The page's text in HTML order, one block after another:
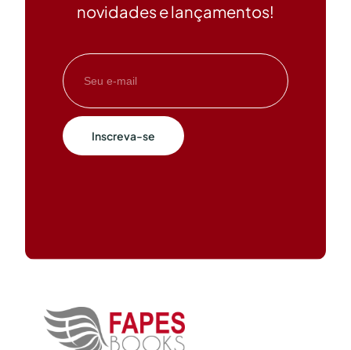
novidades e lançamentos!
Inscreva-se